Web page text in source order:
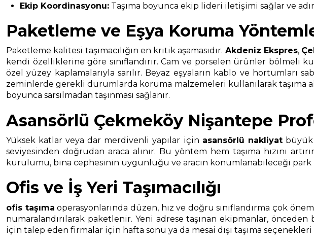
Ekip Koordinasyonu: Taşıma boyunca ekip lideri iletişimi sağlar ve
Paketleme ve Eşya Koruma
Paketleme kalitesi taşımacılığın en kritik aşamasıdır. Akdeniz Ekspres,
kendi özelliklerine göre sınıflandırır. Cam ve porselen ürünler
özel yüzey kaplamalarıyla sarılır. Beyaz eşyaların kablo ve hortumları
zeminlerde gerekli durumlarda koruma malzemeleri kullanılarak taşıma
boyunca sarsılmadan taşınması sağlanır.
Asansörlü Çekmeköy Nişantepe
Yüksek katlar veya dar merdivenli yapılar için asansörlü nakliyatbüyük
seviyesinden doğrudan araca alınır. Bu yöntem hem taşıma hızını
kurulumu, bina cephesinin uygunluğu ve aracın konumlanabileceği park
Ofis ve İş Yeri Taşımacılığı
ofis taşıma operasyonlarında düzen, hız ve doğru sınıflandırma çok
numaralandırılarak paketlenir. Yeni adrese taşınan ekipmanlar,
için talep eden firmalar için hafta sonu ya da mesai dışı taşıma